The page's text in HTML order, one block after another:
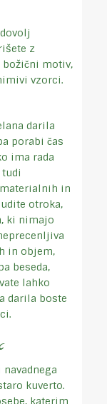
z
motiv,
vzorci.
darila
porabi čas
ima rada
in
otroka,
ki nimajo
in objem,
beseda,
lahko
darila boste
kuverto.
katerim